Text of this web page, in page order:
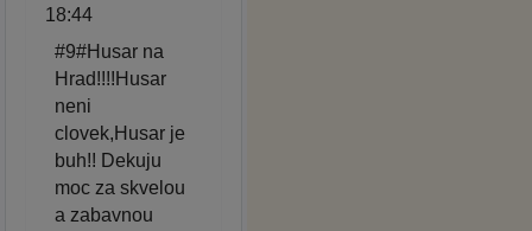
18:44
#9#Husar na
Hrad!!!!Husar
neni
clovek,Husar je
buh!! Dekuju
moc za skvelou
a zabavnou